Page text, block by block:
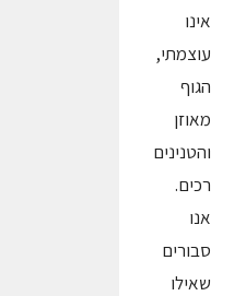
אינו
עוצמתי,
הגוף
מאוזן
והטנינים
רכים.
אנו
סבורים
שאילו